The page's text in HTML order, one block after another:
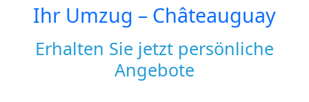
Ihr Umzug – Châteauguay
Erhalten Sie jetzt persönliche
Angebote